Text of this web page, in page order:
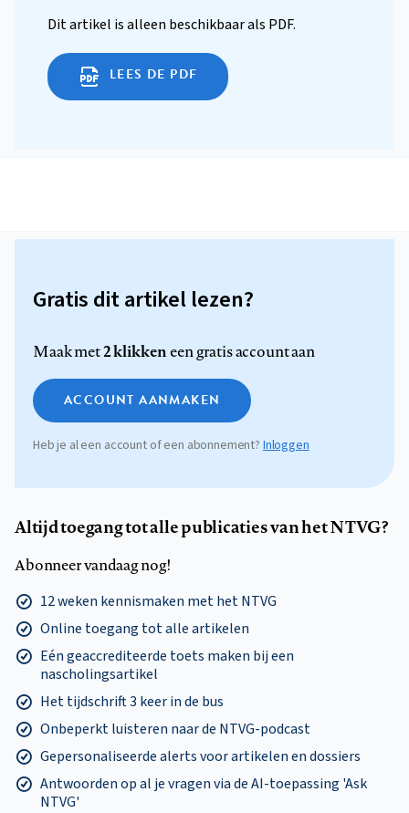
Dit artikel is alleen beschikbaar als PDF.
LEES DE PDF
Gratis dit artikel lezen?
Maak met2 klikkeneen gratis account aan
ACCOUNT AANMAKEN
Heb je al een account of een abonnement? Inloggen
Altijd toegang tot alle publicaties van het NTVG?
Abonneer vandaag nog!
12 weken kennismaken met het NTVG
Online toegang tot alle artikelen
Eén geaccrediteerde toets maken bij een
nascholingsartikel
Het tijdschrift 3 keer in de bus
Onbeperkt luisteren naar de NTVG-podcast
Gepersonaliseerde alerts voor artikelen en dossiers
Antwoorden op al je vragen via de AI-toepassing 'Ask
NTVG'